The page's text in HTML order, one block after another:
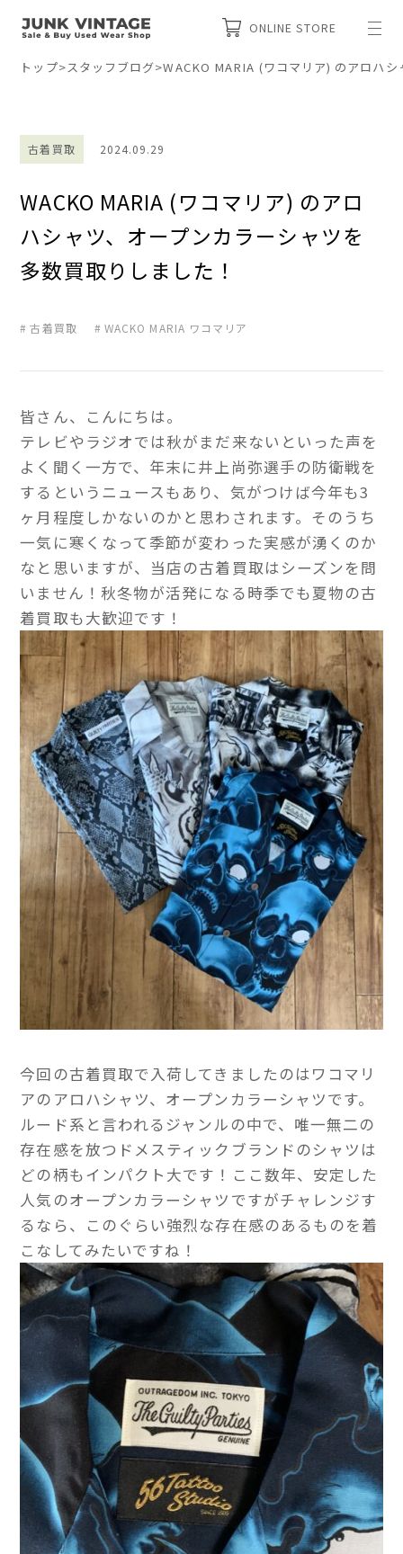
ONLINE STORE
トップ>スタッフブログ>WACKO MARIA (ワコマリア) のアロハ
古着買取 2024.09.29
WACKO MARIA (ワコマリア) のアロ
ハシャツ、オープンカラーシャツを
多数買取りしました！
古着買取 WACKO MARIA ワコマリア
皆さん、こんにちは。
テレビやラジオでは秋がまだ来ないといった声を
よく聞く一方で、年末に井上尚弥選手の防衛戦を
するというニュースもあり、気がつけば今年も3
ヶ月程度しかないのかと思わされます。そのうち
一気に寒くなって季節が変わった実感が湧くのか
なと思いますが、当店の古着買取はシーズンを問
いません！秋冬物が活発になる時季でも夏物の古
着買取も大歓迎です！
今回の古着買取で入荷してきましたのはワコマリ
アのアロハシャツ、オープンカラーシャツです。
ルード系と言われるジャンルの中で、唯一無二の
存在感を放つドメスティックブランドのシャツは
どの柄もインパクト大です！ここ数年、安定した
人気のオープンカラーシャツですがチャレンジす
るなら、このぐらい強烈な存在感のあるものを着
こなしてみたいですね！